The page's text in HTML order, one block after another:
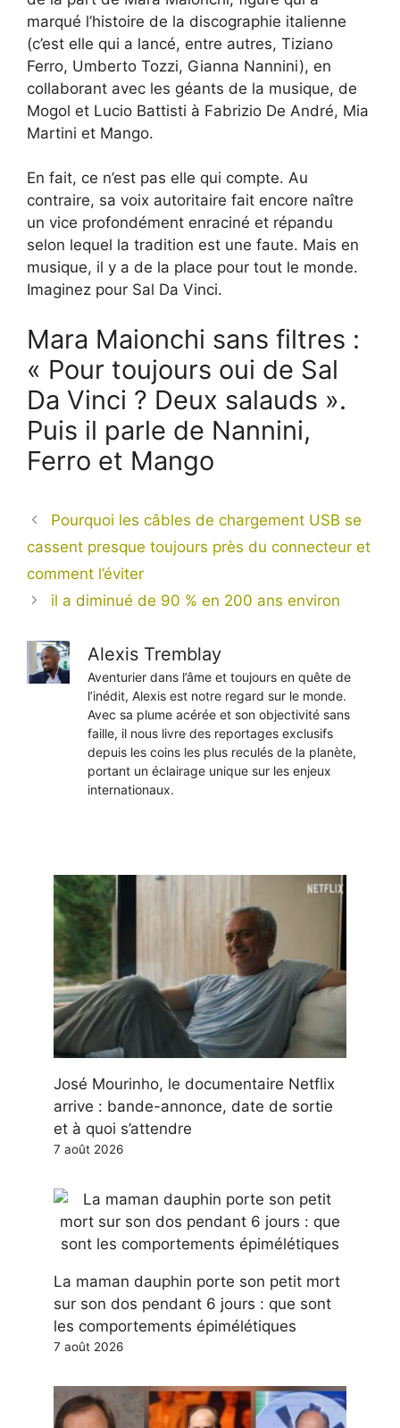
marqué l’histoire de la discographie italienne
(c’est elle qui a lancé, entre autres, Tiziano
Ferro, Umberto Tozzi, Gianna Nannini), en
collaborant avec les géants de la musique, de
Mogol et Lucio Battisti à Fabrizio De André, Mia
Martini et Mango.
En fait, ce n’est pas elle qui compte. Au
contraire, sa voix autoritaire fait encore naître
un vice profondément enraciné et répandu
selon lequel la tradition est une faute. Mais en
musique, il y a de la place pour tout le monde.
Imaginez pour Sal Da Vinci.
Mara Maionchi sans filtres :
« Pour toujours oui de Sal
Da Vinci ? Deux salauds ».
Puis il parle de Nannini,
Ferro et Mango
Pourquoi les câbles de chargement USB se
cassent presque toujours près du connecteur et
comment l’éviter
il a diminué de 90 % en 200 ans environ
Alexis Tremblay
Aventurier dans l’âme et toujours en quête de
l’inédit, Alexis est notre regard sur le monde.
Avec sa plume acérée et son objectivité sans
faille, il nous livre des reportages exclusifs
depuis les coins les plus reculés de la planète,
portant un éclairage unique sur les enjeux
internationaux.
José Mourinho, le documentaire Netflix
arrive : bande-annonce, date de sortie
et à quoi s’attendre
7 août 2026
La maman dauphin porte son petit mort
sur son dos pendant 6 jours : que sont
les comportements épimélétiques
7 août 2026